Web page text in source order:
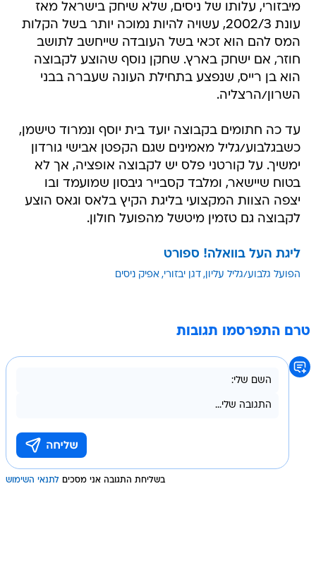
מיבזורי, עלותו של ניסים, שלא שיחק בישראל מאז
עונת 2002/3, עשויה להיות נמוכה יותר בשל הקלות
המס להם הוא זכאי בשל העובדה שייחשב לתושב
חוזר, אם ישחק בארץ. שחקן נוסף שהוצע לקבוצה
הוא בן רייס, שנפצע בתחילת העונה שעברה בבני
השרון/הרצליה.
עד כה חתומים בקבוצה יועד בית יוסף ונמרוד טישמן,
כשבגלבוע/גליל מאמינים שגם הקפטן אבישי גורדון
ימשיך. על קורטני פלס יש לקבוצה אופציה, אך לא
בטוח שיישאר, ומלבד קסבייר גיבסון שמועמד ובו
יצפה הצוות המקצועי בליגת הקיץ בלאס וגאס הוצע
לקבוצה גם טזמין מיטשל מהפועל חולון.
ליגת העל בוואלה! ספורט
הפועל גלבוע/גליל עליון דגן יבזורי אפיק ניסים
טרם התפרסמו תגובות
בשליחת התגובה אני מסכים לתנאי השימוש